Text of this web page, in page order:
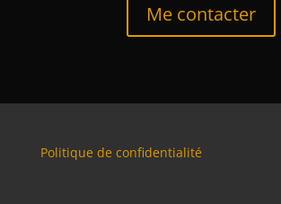
Me contacter
Politique de confidentialité